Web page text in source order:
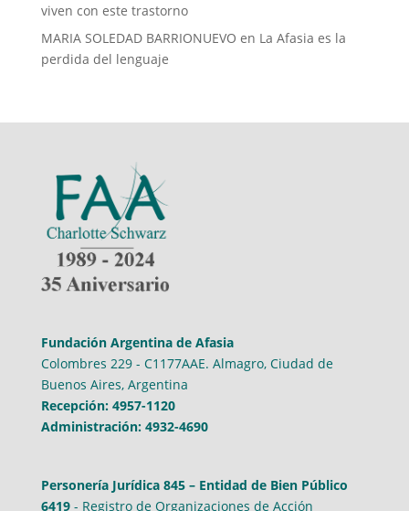
viven con este trastorno
MARIA SOLEDAD BARRIONUEVO en La Afasia es la
perdida del lenguaje
Fundación Argentina de Afasia
Colombres 229 - C1177AAE. Almagro, Ciudad de
Buenos Aires, Argentina
Recepción: 4957-1120
Administración: 4932-4690
Personería Jurídica 845 – Entidad de Bien Público
6419- Registro de Organizaciones de Acción